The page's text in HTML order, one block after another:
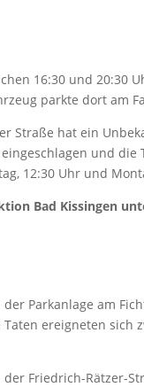
16:30 und 20:30
parkte dort am
Straße hat ein
und
12:30 Uhr und
Bad Kissingen
der Parkanlage am
ereigneten sich
der Friedrich-Rätzer-